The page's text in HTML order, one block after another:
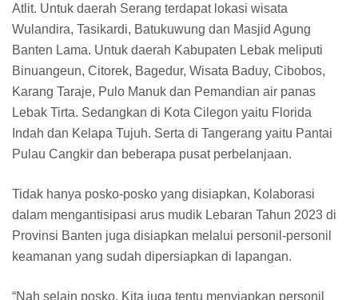
Atlit. Untuk daerah Serang terdapat lokasi wisata
Wulandira, Tasikardi, Batukuwung dan Masjid Agung
Banten Lama. Untuk daerah Kabupaten Lebak meliputi
Binuangeun, Citorek, Bagedur, Wisata Baduy, Cibobos,
Karang Taraje, Pulo Manuk dan Pemandian air panas
Lebak Tirta. Sedangkan di Kota Cilegon yaitu Florida
Indah dan Kelapa Tujuh. Serta di Tangerang yaitu Pantai
Pulau Cangkir dan beberapa pusat perbelanjaan.
Tidak hanya posko-posko yang disiapkan, Kolaborasi
dalam mengantisipasi arus mudik Lebaran Tahun 2023 di
Provinsi Banten juga disiapkan melalui personil-personil
keamanan yang sudah dipersiapkan di lapangan.
“Nah selain posko. Kita juga tentu menyiapkan personil